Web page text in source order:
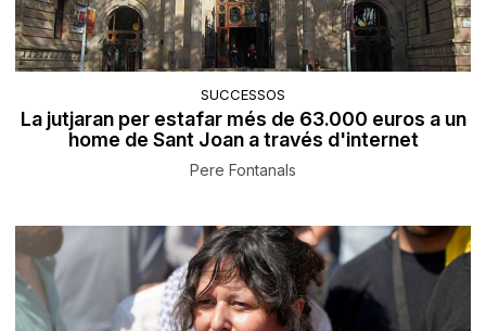
SUCCESSOS
La jutjaran per estafar més de 63.000 euros a un
home de Sant Joan a través d'internet
Pere Fontanals